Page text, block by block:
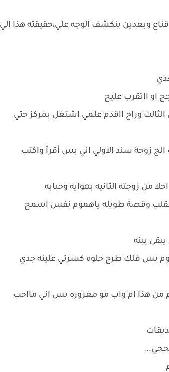
وبعدين ينكشف الوجه علي،حقيقته هذا الي
او ااتقرب عليج
وراح ااقدم علمي اشتغل بمركز حتي
زوجة سند الاولي اني بس أقرأ واكتب
زوجته الثانيه بهوايه وحبابه
وقصة طويله ياهموم نفس اسمج
بينه
بس فلك طرج حلوه كسرتي علينه جدي
من هذا ام واب مو مغروره بس اني مااحب